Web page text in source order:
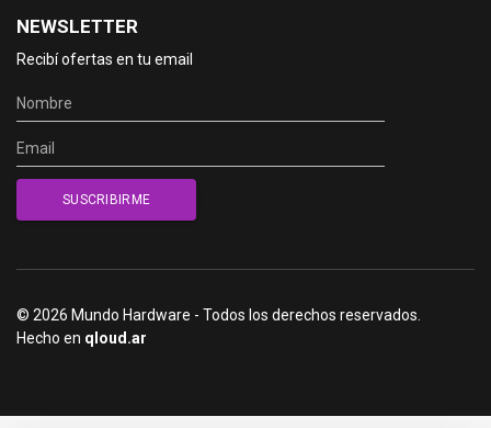
NEWSLETTER
Recibí ofertas en tu email
© 2026 Mundo Hardware - Todos los derechos reservados.
Hecho en qloud.ar